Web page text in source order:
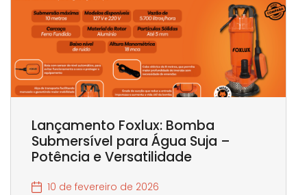
Lançamento Foxlux: Bomba
Submersível para Água Suja –
Potência e Versatilidade
10 de fevereiro de 2026